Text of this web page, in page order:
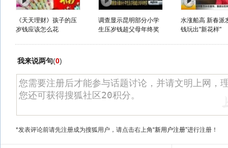
《天天理财》孩子的压
岁钱应该怎么花
调查显示昆明部分小学
生压岁钱超父母年终奖
水涨船高 新春派
钱玩出"新花样"
我来说两句(0)
*发表评论前请先注册成为搜狐用户，请点击右上角“新用户注册”进行注册！